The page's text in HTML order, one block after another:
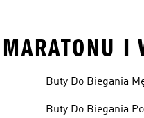
I
Buty Do Biegania
Buty Do Biegania Po